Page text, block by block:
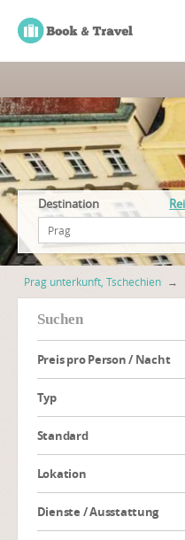
Destination
Prag unterkunft, Tschechien →
suchen
Preis pro Person / Nacht
Typ
Standard
Lokation
Dienste / Ausstattung